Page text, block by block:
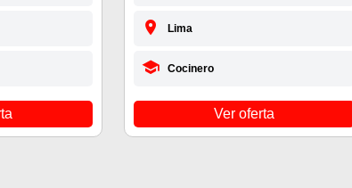
Lima
Cocinero
Ver oferta